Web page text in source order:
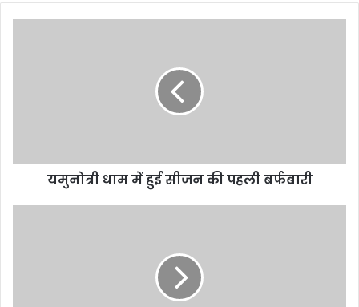
यमुनोत्री धाम में हुई सीजन की पहली बर्फबारी